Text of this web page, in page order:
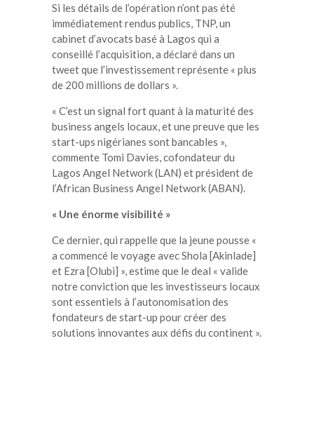
Si les détails de l’opération n’ont pas été
immédiatement rendus publics, TNP, un
cabinet d’avocats basé à Lagos qui a
conseillé l’acquisition, a déclaré dans un
tweet que l’investissement représente « plus
de 200 millions de dollars ».
« C’est un signal fort quant à la maturité des
business angels locaux, et une preuve que les
start-ups nigérianes sont bancables »,
commente Tomi Davies, cofondateur du
Lagos Angel Network (LAN) et président de
l’African Business Angel Network (ABAN).
« Une énorme visibilité »
Ce dernier, qui rappelle que la jeune pousse «
a commencé le voyage avec Shola [Akinlade]
et Ezra [Olubi] », estime que le deal « valide
notre conviction que les investisseurs locaux
sont essentiels à l’autonomisation des
fondateurs de start-up pour créer des
solutions innovantes aux défis du continent ».